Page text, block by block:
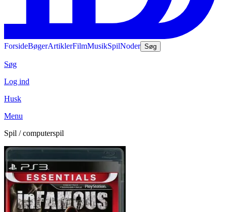
ForsideBøgerArtiklerFilmMusikSpilNoder Søg
Søg
Log ind
Husk
Menu
Spil / computerspil